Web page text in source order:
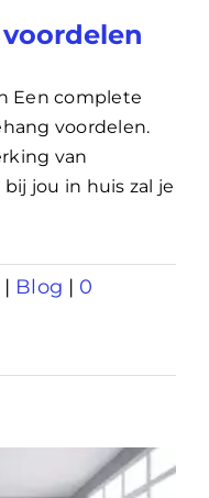
Een complete
voordelen.
van
jou in huis zal je
| Blog | 0